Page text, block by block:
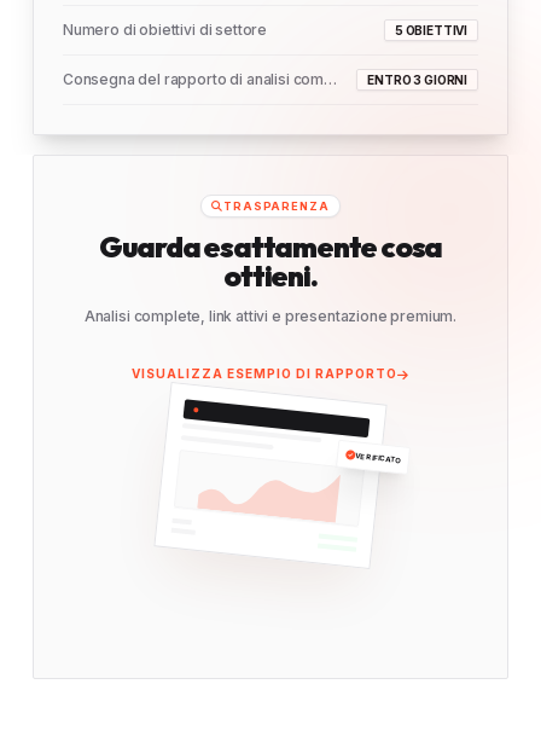
Numero di obiettivi di settore 5 OBIETTIVI
Consegna del rapporto di analisi completo ENTRO 3 GIORNI
TRASPARENZA
Guarda esattamente cosa
ottieni.
Analisi complete, link attivi e presentazione premium.
VISUALIZZA ESEMPIO DI RAPPORTO
VERIFICATO